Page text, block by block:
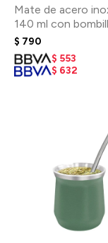
Mate de acero
140 ml con
regalo - Negro
$ 790
$ 553
$ 632